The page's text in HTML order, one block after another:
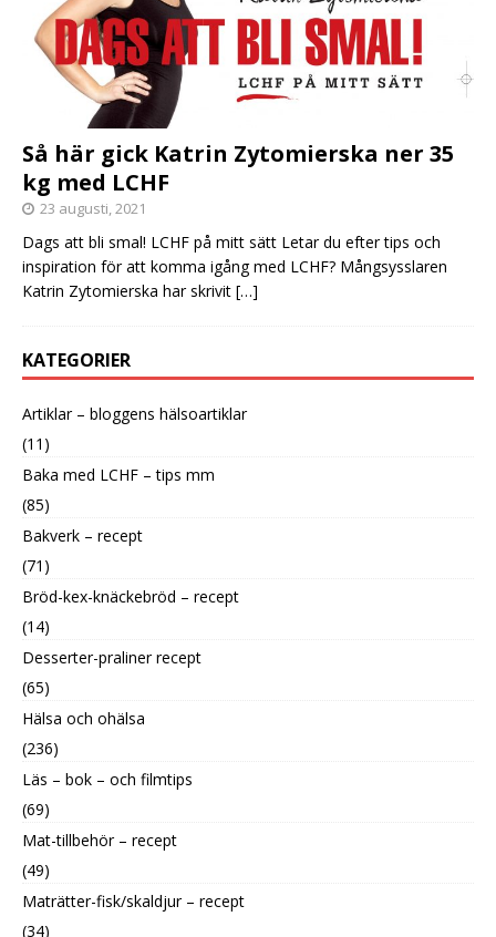
Så här gick Katrin Zytomierska ner 35
kg med LCHF
23 augusti, 2021
Dags att bli smal! LCHF på mitt sätt Letar du efter tips och
inspiration för att komma igång med LCHF? Mångsysslaren
Katrin Zytomierska har skrivit […]
KATEGORIER
Artiklar – bloggens hälsoartiklar
(11)
Baka med LCHF – tips mm
(85)
Bakverk – recept
(71)
Bröd-kex-knäckebröd – recept
(14)
Desserter-praliner recept
(65)
Hälsa och ohälsa
(236)
Läs – bok – och filmtips
(69)
Mat-tillbehör – recept
(49)
Maträtter-fisk/skaldjur – recept
(34)